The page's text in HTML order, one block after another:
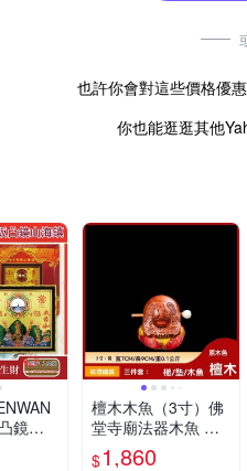
也許你會對這些價格優
你也能逛逛其他
鏡山
檀木木魚（3寸）佛
堂寺廟法器木魚 隨
身解壓小木魚 打擊
$1,860